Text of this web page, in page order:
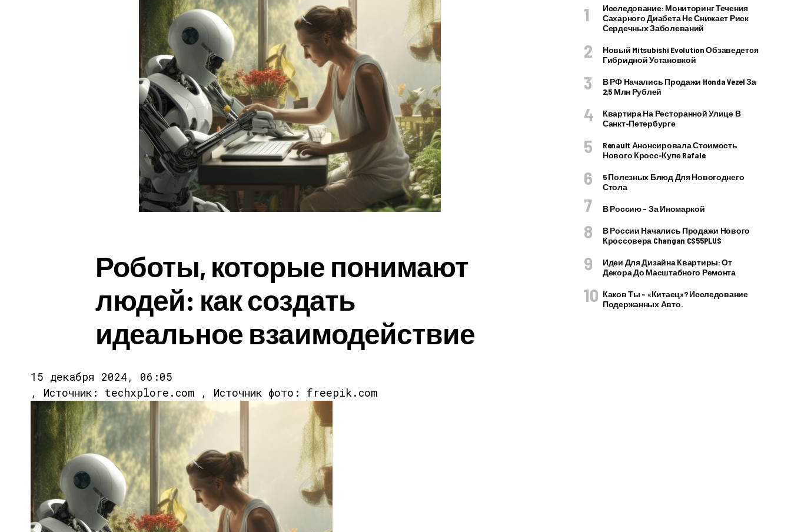
Роботы, которые понимают
людей: как создать
идеальное взаимодействие
15 декабря 2024, 06:05
, Источник: techxplore.com , Источник фото: freepik.com
Исследование: Мониторинг Течения
Сахарного Диабета Не Снижает Риск
Сердечных Заболеваний
Новый Mitsubishi Evolution Обзаведется
Гибридной Установкой
В РФ Начались Продажи Honda Vezel За
2,5 Млн Рублей
Квартира На Ресторанной Улице В
Санкт-Петербурге
Renault Анонсировала Стоимость
Нового Кросс-Купе Rafale
5 Полезных Блюд Для Новогоднего
Стола
В Россию – За Иномаркой
В России Начались Продажи Нового
Кроссовера Changan CS55PLUS
Идеи Для Дизайна Квартиры: От
Декора До Масштабного Ремонта
Каков Ты – «китаец»? Исследование
Подержанных Авто.